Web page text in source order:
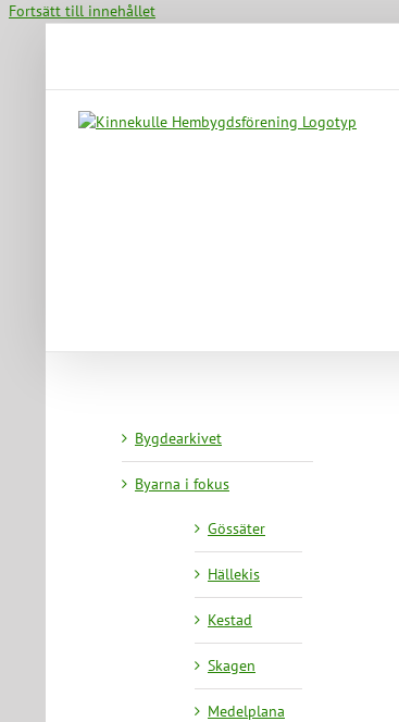
Fortsätt till innehållet
Bygdearkivet
Byarna i fokus
Gössäter
Hällekis
Kestad
Skagen
Medelplana